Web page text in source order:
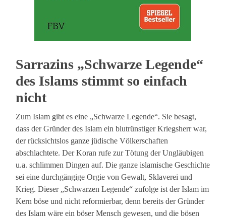
Sarrazins „Schwarze Legende“
des Islams stimmt so einfach
nicht
Zum Islam gibt es eine „Schwarze Legende“. Sie besagt,
dass der Gründer des Islam ein blutrünstiger Kriegsherr war,
der rücksichtslos ganze jüdische Völkerschaften
abschlachtete. Der Koran rufe zur Tötung der Ungläubigen
u.a. schlimmen Dingen auf. Die ganze islamische Geschichte
sei eine durchgängige Orgie von Gewalt, Sklaverei und
Krieg. Dieser „Schwarzen Legende“ zufolge ist der Islam im
Kern böse und nicht reformierbar, denn bereits der Gründer
des Islam wäre ein böser Mensch gewesen, und die bösen